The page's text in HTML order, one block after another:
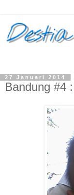
27 Januari 2014
Bandung #4